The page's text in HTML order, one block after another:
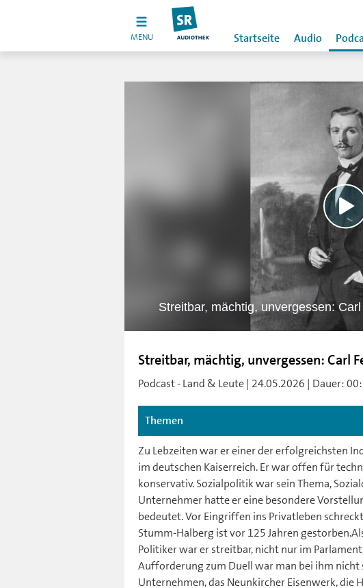
MENU Startseite Audio
Streitbar, mächtig, unvergessen:
Streitbar, mächtig, unvergessen: Carl
Podcast - Land & Leute | 24.05.2026 | Dauer:
Themen
Zu Lebzeiten war er einer der erfolgreichsten
im deutschen Kaiserreich. Er war offen für
konservativ. Sozialpolitik war sein Thema,
Unternehmer hatte er eine besondere
bedeutet. Vor Eingriffen ins Privatleben
Stumm-Halberg ist vor 125 Jahren
Politiker war er streitbar, nicht nur im
Aufforderung zum Duell war man bei ihm nicht
Unternehmen, das Neunkircher Eisenwerk, die